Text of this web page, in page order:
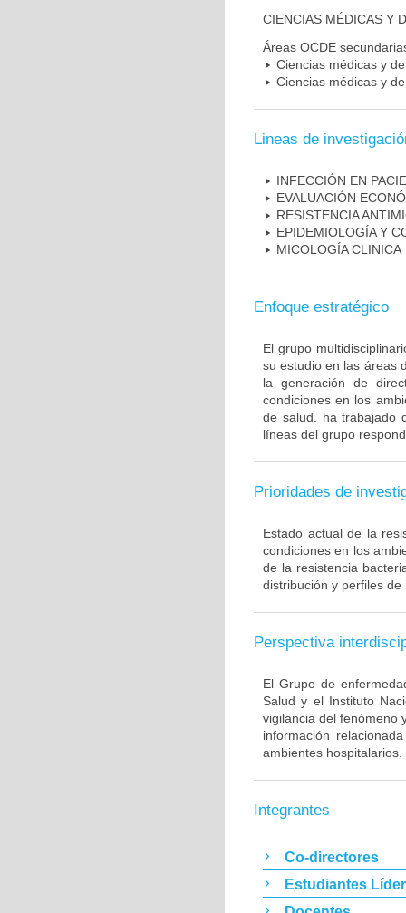
CIENCIAS MÉDICAS Y
Áreas OCDE
Ciencias médicas y
Ciencias médicas y
Lineas de
INFECCIÓN EN
EVALUACIÓN
RESISTENCIA
EPIDEMIOLOGÍA Y
MICOLOGÍA CLINICA
Enfoque estratégico
El grupo
su estudio en las áreas
la generación de
condiciones en los
de salud. ha trabajado
líneas del grupo
Prioridades de
Estado actual de la
condiciones en los
de la resistencia
distribución y perfiles de
Perspectiva
El Grupo de
Salud y el Instituto
vigilancia del fenómeno
información
ambientes hospitalarios.
Integrantes
Co-directores
Estudiantes